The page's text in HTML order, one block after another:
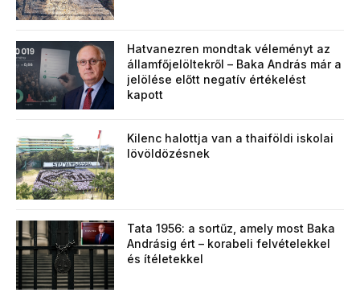
Hatvanezren mondtak véleményt az
államfőjelöltekről – Baka András már a
jelölése előtt negatív értékelést
kapott
Kilenc halottja van a thaiföldi iskolai
lövöldözésnek
Tata 1956: a sortűz, amely most Baka
Andrásig ért – korabeli felvételekkel
és ítéletekkel